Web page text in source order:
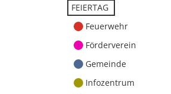
FEIERTAG
Feuerwehr
Förderverein
Gemeinde
Infozentrum